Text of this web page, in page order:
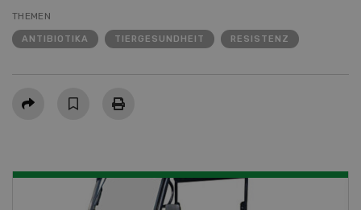
THEMEN
ANTIBIOTIKA TIERGESUNDHEIT RESISTENZ
Teilen